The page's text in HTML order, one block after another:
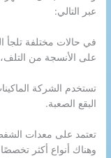
عبر التالي:
في حالات مختلفة تلجأ
على الأنسجة من
تستخدم الشركة
البقع الصعبة.
تعتمد على معدات الشفط
وهناك أنواع أكثر